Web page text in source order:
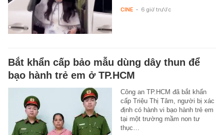
CINE - 6 giờ trước
Bắt khẩn cấp bảo mẫu dùng dây thun để
bạo hành trẻ em ở TP.HCM
Công an TP.HCM đã bắt khẩn
cấp Triệu Thị Tâm, người bị xác
định có hành vi bạo hành trẻ em
tại một trường mầm non tư
thục…